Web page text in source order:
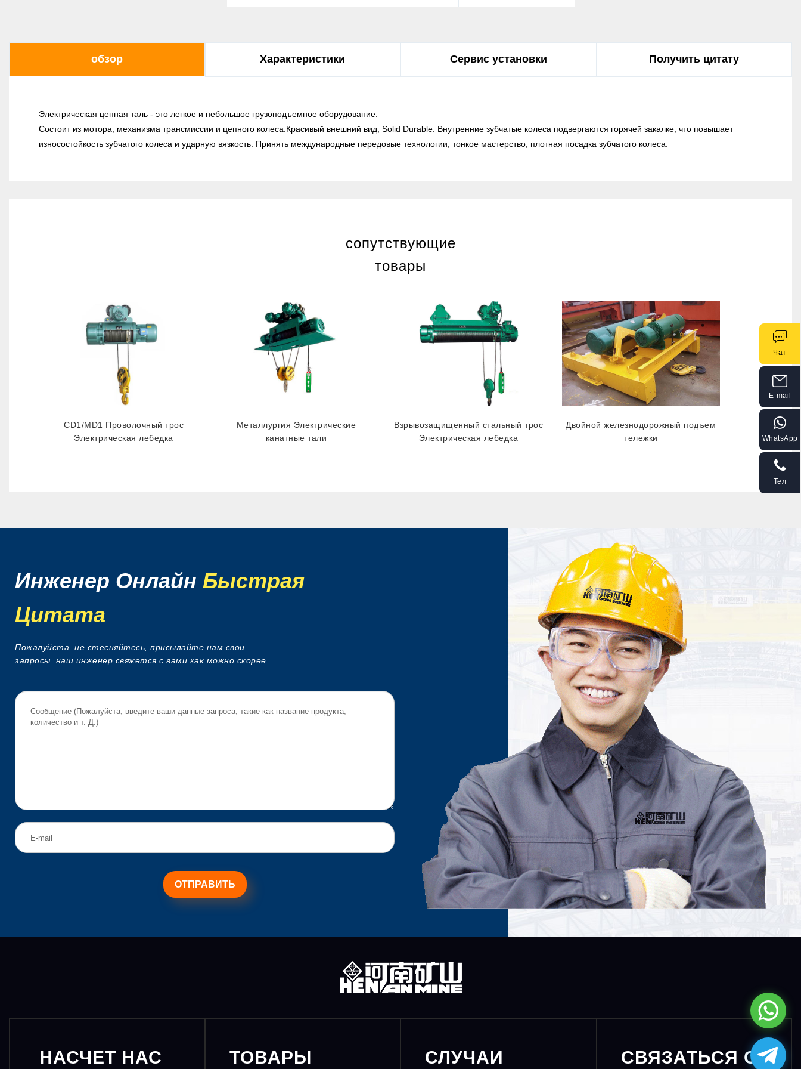
обзор Характеристики Сервис установки Получить цитату
Электрическая цепная таль - это легкое и небольшое грузоподъемное оборудование.
Состоит из мотора, механизма трансмиссии и цепного колеса.Красивый внешний вид, Solid Durable. Внутренние зубчатые колеса подвергаются горячей закалке, что повышает
износостойкость зубчатого колеса и ударную вязкость. Принять международные передовые технологии, тонкое мастерство, плотная посадка зубчатого колеса.
сопутствующие
товары
CD1/MD1 Проволочный трос
Электрическая лебедка
Металлургия Электрические
канатные тали
Взрывозащищенный стальный трос
Электрическая лебедка
Двойной железнодорожный подъем
тележки
Инженер Онлайн Быстрая
Цитата
Пожалуйста, не стесняйтесь, присылайте нам свои
запросы. наш инженер свяжется с вами как можно скорее.
НАСЧЕТ НАС ТОВАРЫ СЛУЧАИ
СВЯЗАТЬСЯ С
Чат
E-mail
WhatsApp
Тел